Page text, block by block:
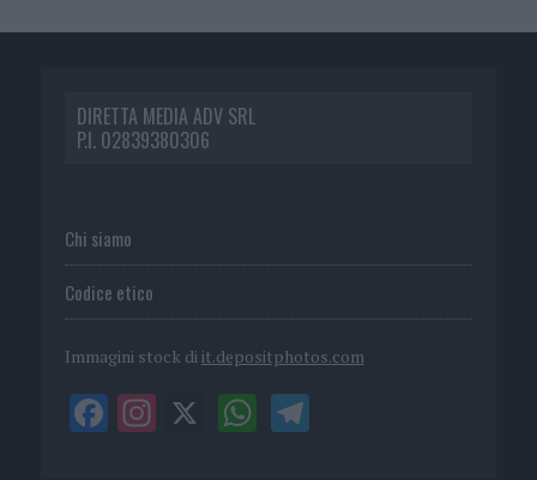
DIRETTA MEDIA ADV SRL
P.I. 02839380306
Chi siamo
Codice etico
Immagini stock di it.depositphotos.com